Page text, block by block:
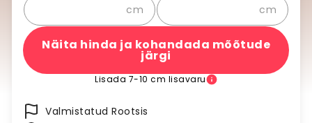
cm cm
Näita hinda ja kohandada mõõtude
järgi
Lisada 7-10 cm lisavaru
Valmistatud Rootsis